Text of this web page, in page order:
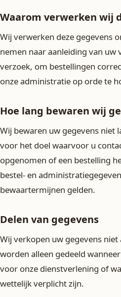
Waarom verwerken wij
Wij verwerken deze gegevens
nemen naar aanleiding van uw
verzoek, om bestellingen
onze administratie op orde te
Hoe lang bewaren wij
Wij bewaren uw gegevens niet
voor het doel waarvoor u
opgenomen of een bestelling
bestel- en
bewaartermijnen gelden.
Delen van gegevens
Wij verkopen uw gegevens niet
worden alleen gedeeld
voor onze dienstverlening of
wettelijk verplicht zijn.